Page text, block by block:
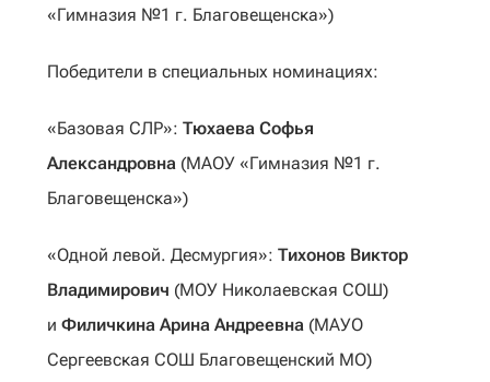
«Гимназия №1 г. Благовещенска»)
Победители в специальных номинациях:
«Базовая СЛР»: Тюхаева Софья
Александровна (МАОУ «Гимназия №1 г.
Благовещенска»)
«Одной левой. Десмургия»: Тихонов Виктор
Владимирович (МОУ Николаевская СОШ)
и Филичкина Арина Андреевна (МАУО
Сергеевская СОШ Благовещенский МО)